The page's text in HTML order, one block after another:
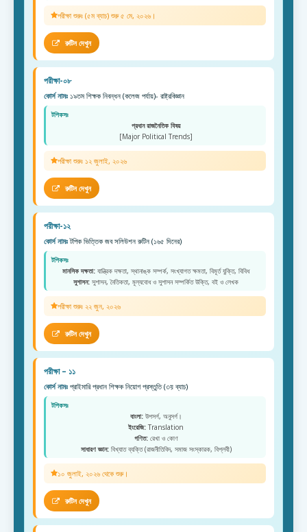
পরীক্ষা শুরুঃ (৫ম ব্যাচ) শুরু ৫ মে, ২০২৬।
রুটিন দেখুন
পরীক্ষা-০৮
কোর্স নামঃ ১৯তম শিক্ষক নিবন্ধন (কলেজ পর্যায়)- রাষ্ট্রবিজ্ঞান
টপিকসঃ
প্রধান রাজনৈতিক বিষয়
[Major Political Trends]
পরীক্ষা শুরুঃ ১২ জুলাই, ২০২৬
রুটিন দেখুন
পরীক্ষা-১২
কোর্স নামঃটপিক ভিত্তিক জব সলিউশন রুটিন (১৬৫ দিনের)
টপিকসঃ
মানসিক দক্ষতা: যান্ত্রিক দক্ষতা, স্থানাঙ্ক সম্পর্ক, সংখ্যাগত ক্ষমতা, বিমূর্ত যুক্তি, বিবিধ
সুশাসন: সুশাসন, নৈতিকতা, মূল্যবোধ ও সুশাসন সম্পর্কিত উক্তি, বই ও লেখক
পরীক্ষা শুরুঃ ২২ জুন, ২০২৬
রুটিন দেখুন
পরীক্ষা – ১১
কোর্স নামঃ প্রাইমারি প্রধান শিক্ষক নিয়োগ প্রস্তুতি (৩য় ব্যাচ)
টপিকসঃ
বাংলা:উপসর্গ, অনুসর্গ।
ইংরেজি: Translation
গণিত:রেখা ও কোণ
সাধারণ জ্ঞান:বিখ্যাত ব্যক্তি (রাজনীতিবিদ, সমাজ সংস্কারক, বিপ্লবী)
১০ জুলাই, ২০২৬ থেকে শুরু।
রুটিন দেখুন